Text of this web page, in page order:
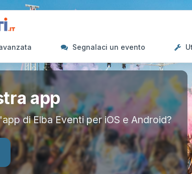
Segnalaci un evento
app
di Elba Eventi per iOS e Android?